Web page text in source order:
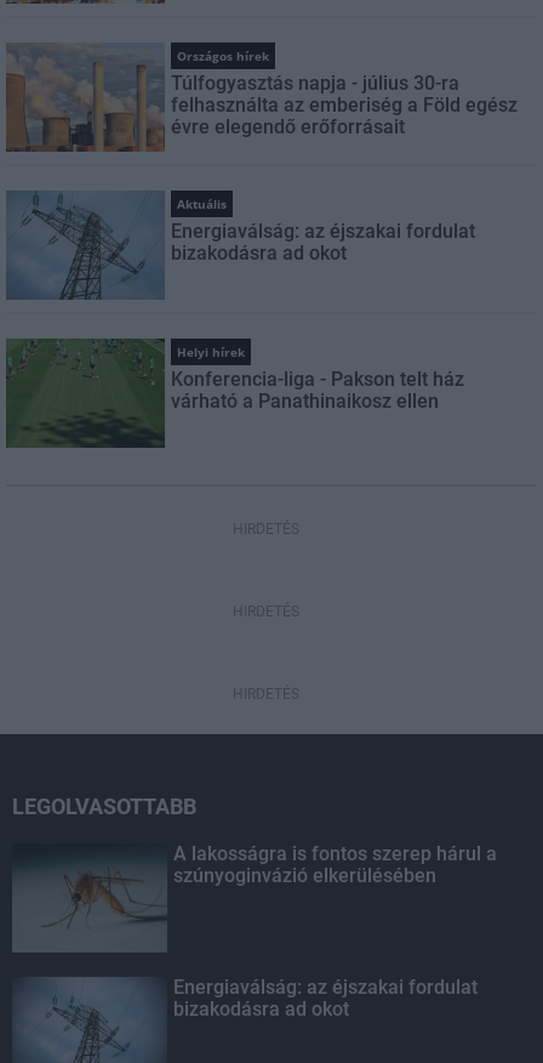
Országos hírek
Túlfogyasztás napja - július 30-ra
felhasználta az emberiség a Föld egész
évre elegendő erőforrásait
Aktuális
Energiaválság: az éjszakai fordulat
bizakodásra ad okot
Helyi hírek
Konferencia-liga - Pakson telt ház
várható a Panathinaikosz ellen
HIRDETÉS
HIRDETÉS
HIRDETÉS
LEGOLVASOTTABB
A lakosságra is fontos szerep hárul a
szúnyoginvázió elkerülésében
Energiaválság: az éjszakai fordulat
bizakodásra ad okot